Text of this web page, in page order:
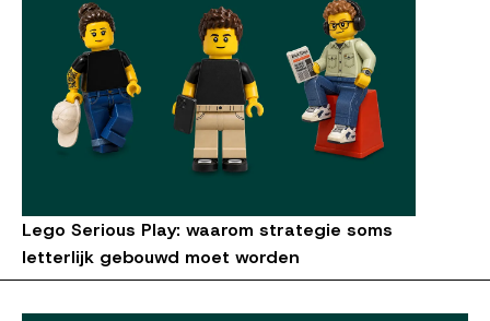
Lego Serious Play: waarom strategie soms
letterlijk gebouwd moet worden